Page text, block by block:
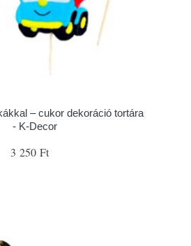
– cukor dekoráció tortára
- K-Decor
3 250 Ft